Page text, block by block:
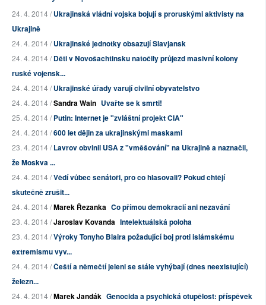
24. 4. 2014 /Ukrajinská vládní vojska bojují s proruskými aktivisty na
Ukrajině
24. 4. 2014 /Ukrajinské jednotky obsazují Slavjansk
24. 4. 2014 /Děti v Novošachtinsku natočily průjezd masivní kolony
ruské vojensk...
24. 4. 2014 /Ukrajinské úřady varují civilní obyvatelstvo
24. 4. 2014 /Sandra Wain Uvařte se k smrti!
25. 4. 2014 /Putin: Internet je "zvláštní projekt CIA"
24. 4. 2014 /600 let dějin za ukrajinskými maskami
23. 4. 2014 /Lavrov obvinil USA z "vměšování" na Ukrajině a naznačil,
že Moskva ...
24. 4. 2014 /Vědí vůbec senátoři, pro co hlasovali? Pokud chtějí
skutečně zrušit...
24. 4. 2014 /Marek Řezanka Co přímou demokracií ani nezavání
23. 4. 2014 /Jaroslav Kovanda Intelektuálská poloha
23. 4. 2014 /Výroky Tonyho Blaira požadující boj proti islámskému
extremismu vyv...
24. 4. 2014 /Čeští a němečtí jeleni se stále vyhýbají (dnes neexistující)
železn...
24. 4. 2014 /Marek Jandák Genocida a psychická otupělost: příspěvek